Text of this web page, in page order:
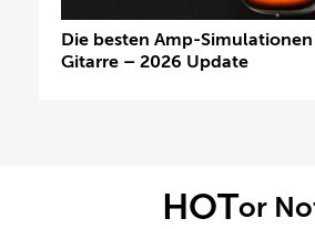
Die besten Amp-
Gitarre – 2026 Update
HOTor